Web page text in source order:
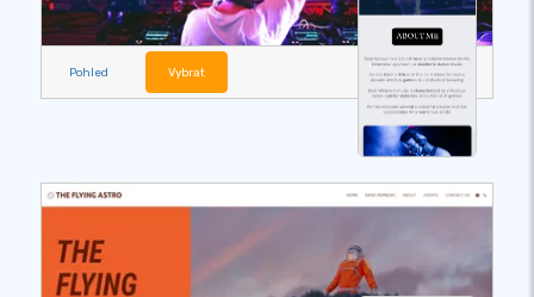
Pohled Vybrat